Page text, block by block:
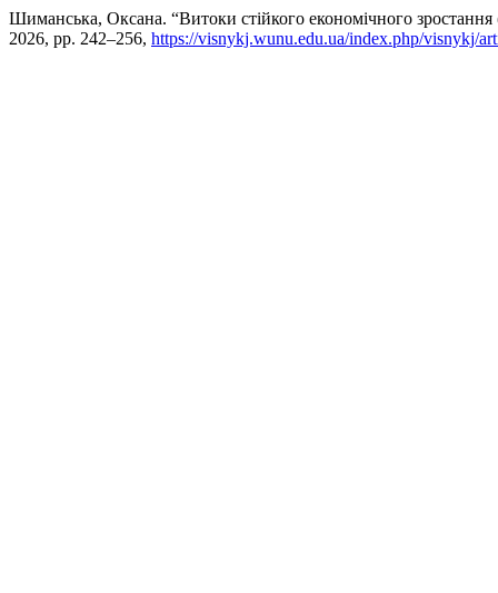
Шиманська, Оксана. “Витоки стійкого економічного
2026, pp. 242–256, https://visnykj.wunu.edu.ua/index.php/visnykj/